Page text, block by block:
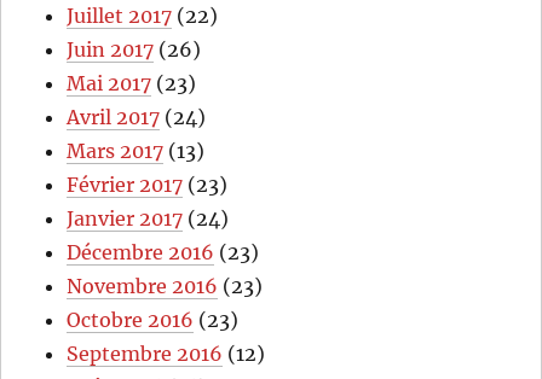
Juillet 2017 (22)
Juin 2017 (26)
Mai 2017 (23)
Avril 2017 (24)
Mars 2017 (13)
Février 2017 (23)
Janvier 2017 (24)
Décembre 2016 (23)
Novembre 2016 (23)
Octobre 2016 (23)
Septembre 2016 (12)